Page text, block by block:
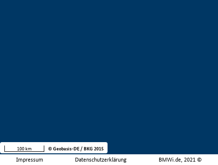
Impressum Datenschutzerklärung BMWi.de, 2021 ©
100 km © Geobasis-DE / BKG 2015